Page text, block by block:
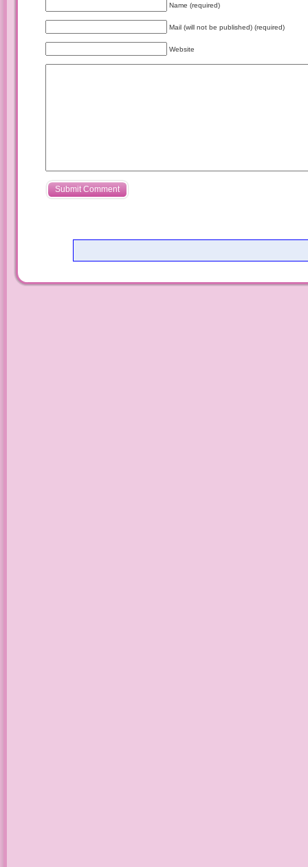
Name (required)
Mail (will not be published) (required)
Website